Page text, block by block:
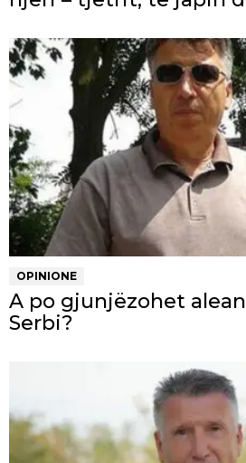
OPINIONE
A po gjunjëzohet
Serbi?